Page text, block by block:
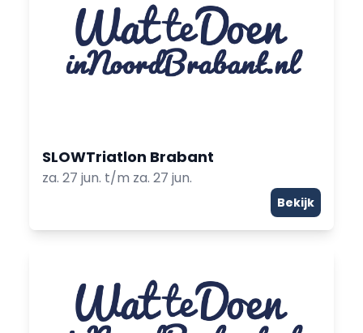
SLOWTriatlon Brabant
za. 27 jun. t/m za. 27 jun.
Bekijk